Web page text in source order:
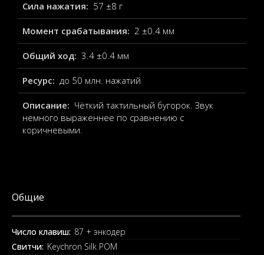
Сила нажатия: 57 ±8 г
Момент срабатывания: 2 ±0.4 мм
Общий ход: 3.4 ±0.4 мм
Ресурс: до 50 млн. нажатий
Описание: Чёткий тактильный бугорок. Звук
немного выраженнее по сравнению с
коричневыми.
Общие
Число клавиш: 87 + энкодер
Свитчи: Keychron Silk POM